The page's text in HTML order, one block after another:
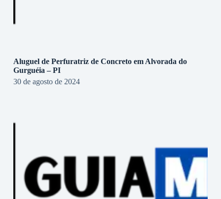
Aluguel de Perfuratriz de Concreto em Alvorada do
Gurguéia – PI
30 de agosto de 2024